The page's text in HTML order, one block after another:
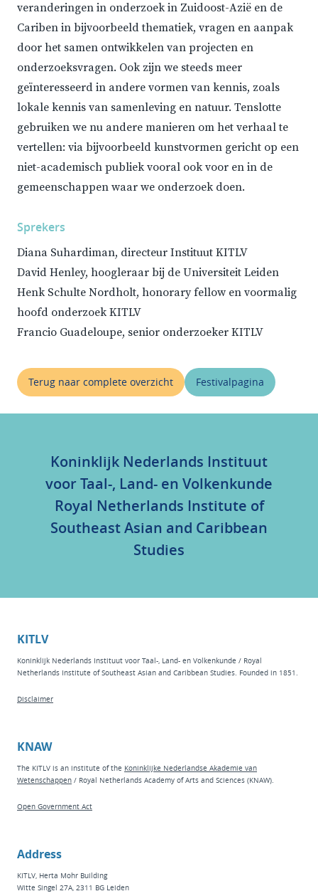
veranderingen in onderzoek in Zuidoost-Azië en de
Cariben in bijvoorbeeld thematiek, vragen en aanpak
door het samen ontwikkelen van projecten en
onderzoeksvragen. Ook zijn we steeds meer
geïnteresseerd in andere vormen van kennis, zoals
lokale kennis van samenleving en natuur. Tenslotte
gebruiken we nu andere manieren om het verhaal te
vertellen: via bijvoorbeeld kunstvormen gericht op een
niet-academisch publiek vooral ook voor en in de
gemeenschappen waar we onderzoek doen.
Sprekers
Diana Suhardiman, directeur Instituut KITLV
David Henley, hoogleraar bij de Universiteit Leiden
Henk Schulte Nordholt, honorary fellow en voormalig
hoofd onderzoek KITLV
Francio Guadeloupe, senior onderzoeker KITLV
Terug naar complete overzicht Festivalpagina
Koninklijk Nederlands Instituut
voor Taal-, Land- en Volkenkunde
Royal Netherlands Institute of
Southeast Asian and Caribbean
Studies
KITLV
Koninklijk Nederlands Instituut voor Taal-, Land- en Volkenkunde / Royal
Netherlands Institute of Southeast Asian and Caribbean Studies. Founded in 1851.
Disclaimer
KNAW
The KITLV is an institute of the Koninklijke Nederlandse Akademie van
Wetenschappen / Royal Netherlands Academy of Arts and Sciences (KNAW).
Open Government Act
Address
KITLV, Herta Mohr Building
Witte Singel 27A, 2311 BG Leiden